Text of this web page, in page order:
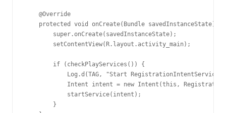
    @Override
    protected void onCreate(Bundle savedInstanceState) {
        super.onCreate(savedInstanceState);
        setContentView(R.layout.activity_main);
        if (checkPlayServices()) {
Log.d(TAG, "Start
Intent intent = new Intent(this,
            startService(intent);
        }